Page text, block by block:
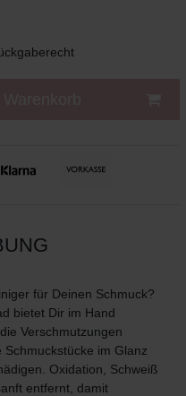
für Deinen Schmuck?
bietet Dir im Hand
Verschmutzungen
im Glanz
Oxidation, Schweiß
entfernt, damit